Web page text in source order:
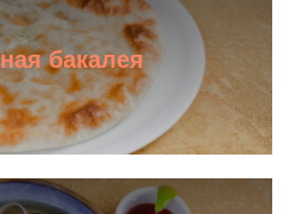
бакалея